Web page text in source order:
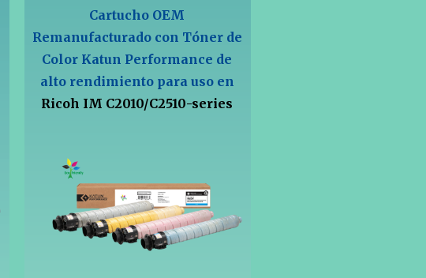
Cartucho OEM
Remanufacturado con Tóner de
Color Katun Performance de
alto rendimiento para uso en
Ricoh IM C2010/C2510-series